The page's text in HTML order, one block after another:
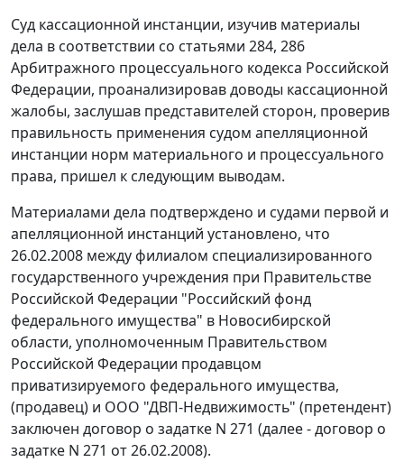
Суд кассационной инстанции, изучив материалы
дела в соответствии со статьями 284, 286
Арбитражного процессуального кодекса Российской
Федерации, проанализировав доводы кассационной
жалобы, заслушав представителей сторон, проверив
правильность применения судом апелляционной
инстанции норм материального и процессуального
права, пришел к следующим выводам.
Материалами дела подтверждено и судами первой и
апелляционной инстанций установлено, что
26.02.2008 между филиалом специализированного
государственного учреждения при Правительстве
Российской Федерации "Российский фонд
федерального имущества" в Новосибирской
области, уполномоченным Правительством
Российской Федерации продавцом
приватизируемого федерального имущества,
(продавец) и ООО "ДВП-Недвижимость" (претендент)
заключен договор о задатке N 271 (далее - договор о
задатке N 271 от 26.02.2008).